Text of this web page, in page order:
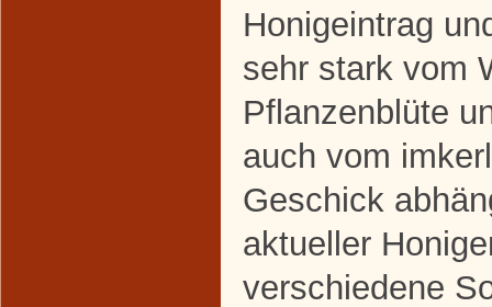
Honigeintrag
sehr stark vom
Pflanzenblüte
auch vom
Geschick
aktueller
verschiedene